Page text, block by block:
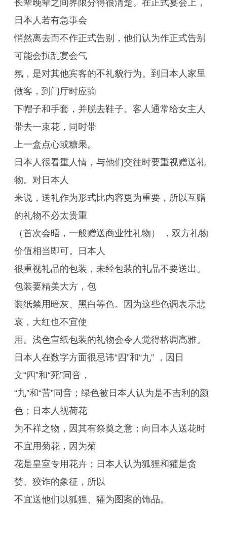
长辈晚辈之间界限分得很清楚。在正式宴会上，
日本人若有急事会
悄然离去而不作正式告别，他们认为作正式告别
可能会扰乱宴会气
氛，是对其他宾客的不礼貌行为。到日本人家里
做客，到门厅时应摘
下帽子和手套，并脱去鞋子。客人通常给女主人
带去一束花，同时带
上一盒点心或糖果。
日本人很看重人情，与他们交往时要重视赠送礼
物。对日本人
来说，送礼作为形式比内容更为重要，所以互赠
的礼物不必太贵重
（首次会晤，一般赠送商业性礼物） ，双方礼物
价值相当即可。日本人
很重视礼品的包装，未经包装的礼品不要送出。
包装要精美大方，包
装纸禁用暗灰、黑白等色。因为这些色调表示悲
哀，大红也不宜使
用。浅色宣纸包装的礼物会令人觉得格调高雅。
日本人在数字方面很忌讳“四”和“九” ，因日
文“四”和“死”同音，
“九”和“苦”同音；绿色被日本人认为是不吉利的颜
色；日本人视荷花
为不祥之物，因其有祭奠之意；向日本人送花时
不宜用菊花，因为菊
花是皇室专用花卉；日本人认为狐狸和獾是贪
婪、狡诈的象征，所以
不宜送他们以狐狸、獾为图案的饰品。